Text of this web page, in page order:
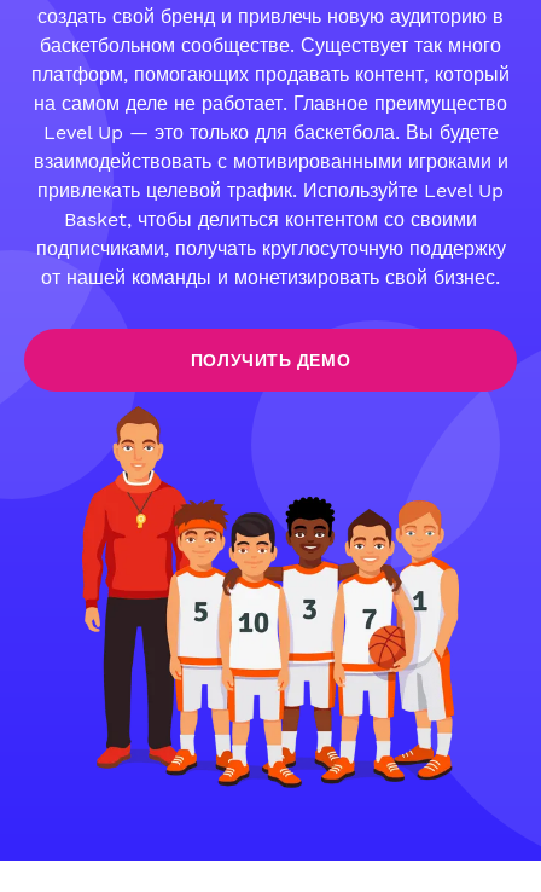
создать свой бренд и привлечь новую аудиторию в
баскетбольном сообществе. Существует так много
платформ, помогающих продавать контент, который
на самом деле не работает. Главное преимущество
Level Up — это только для баскетбола. Вы будете
взаимодействовать с мотивированными игроками и
привлекать целевой трафик. Используйте Level Up
Basket, чтобы делиться контентом со своими
подписчиками, получать круглосуточную поддержку
от нашей команды и монетизировать свой бизнес.
ПОЛУЧИТЬ ДЕМО